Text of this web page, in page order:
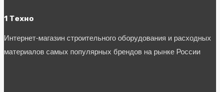
1 Техно
Интернет-магазин строительного оборудования и расходных
материалов самых популярных брендов на рынке России